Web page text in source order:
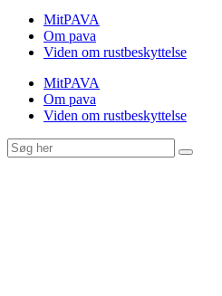
MitPAVA
Om pava
Viden om rustbeskyttelse
MitPAVA
Om pava
Viden om rustbeskyttelse